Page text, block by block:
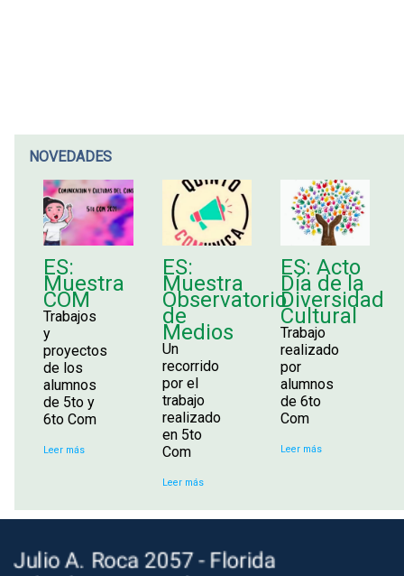
NOVEDADES
ES:
Muestra
COM
Trabajos
y
proyectos
de los
alumnos
de 5to y
6to Com
Leer más
ES:
Muestra
Observatorio
de
Medios
Un
recorrido
por el
trabajo
realizado
en 5to
Com
Leer más
ES: Acto
Día de la
Diversidad
Cultural
Trabajo
realizado
por
alumnos
de 6to
Com
Leer más